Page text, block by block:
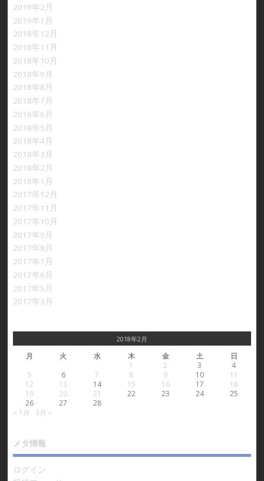
2019年2月
2019年1月
2018年12月
2018年11月
2018年10月
2018年9月
2018年8月
2018年7月
2018年6月
2018年5月
2018年4月
2018年3月
2018年2月
2018年1月
2017年12月
2017年11月
2017年10月
2017年9月
2017年8月
2017年7月
2017年6月
2017年5月
2017年3月
2018年2月
月 火 水 木 金 土
日
1
2 3
4
5
6 7 8 9 10
11
12
13 14 15 16 17
18
19
20 21 22 23 24
25
26
27
28
« 1月
3月 »
メタ情報
ログイン